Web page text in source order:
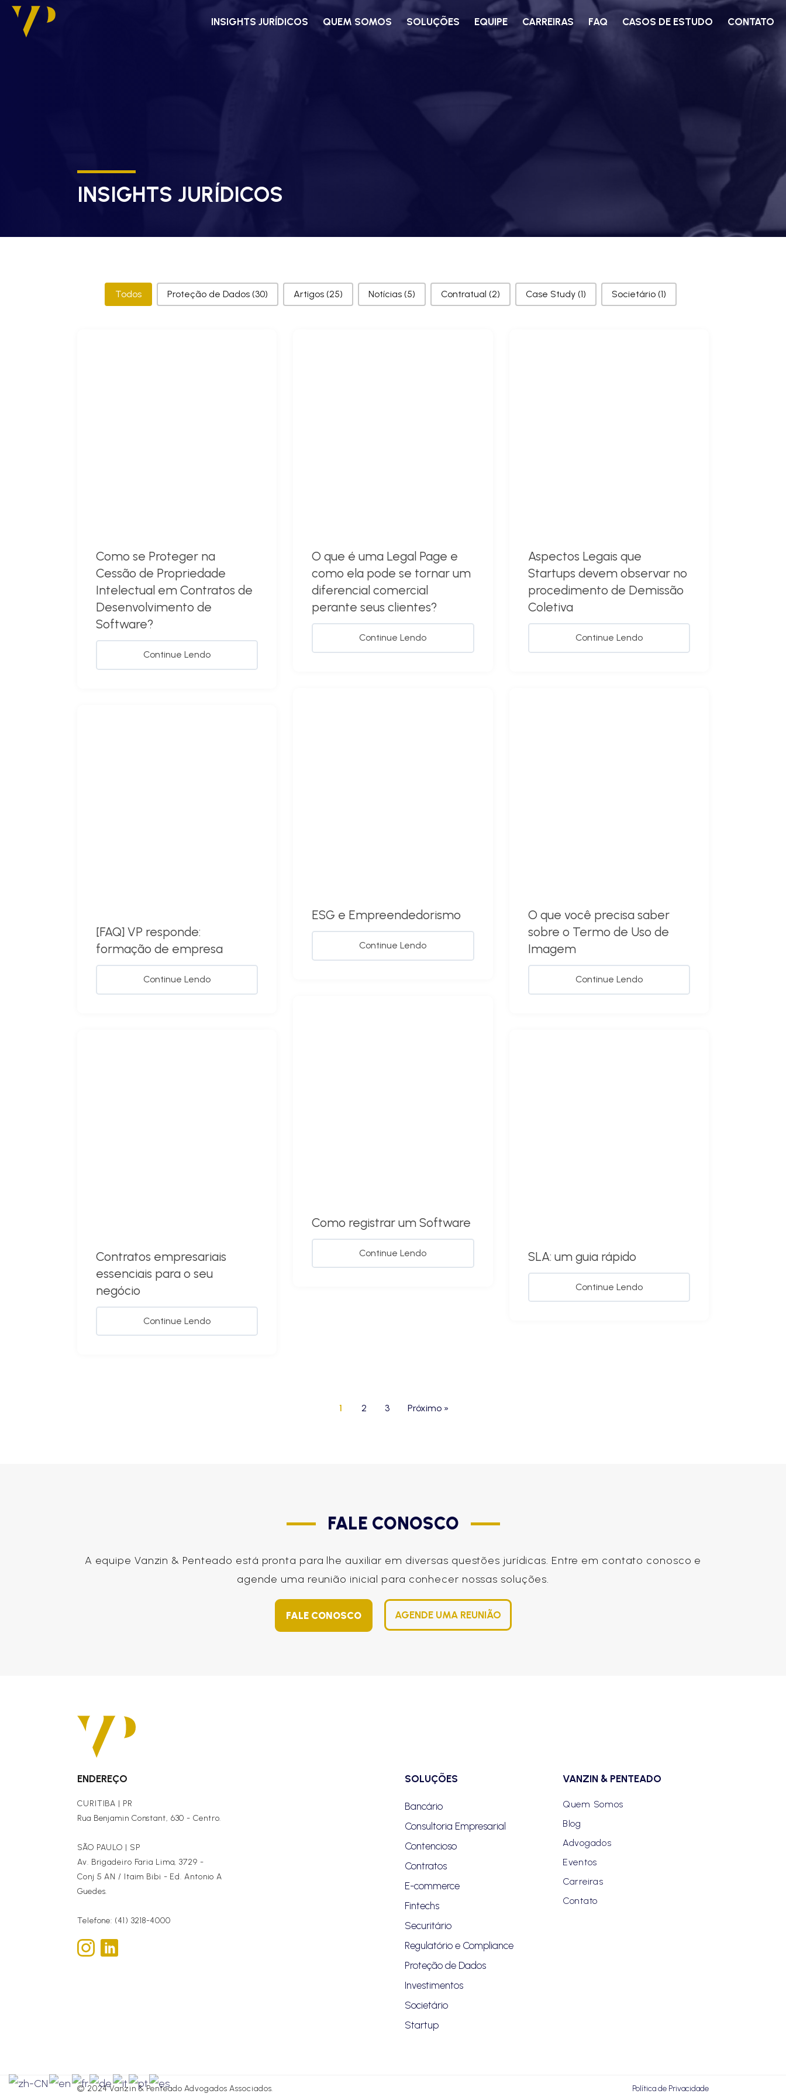
INSIGHTS JURÍDICOS QUEM SOMOS SOLUÇÕES EQUIPE CARREIRAS FAQ CASOS DE ESTUDO CONTATO
INSIGHTS JURÍDICOS
Categorias
Todos Proteção de Dados (30) Artigos (25) Notícias (5) Contratual (2) Case Study (1) Societário (1)
Como se Proteger na
Cessão de Propriedade
Intelectual em Contratos de
Desenvolvimento de
Software?
Continue Lendo
O que é uma Legal Page e
como ela pode se tornar um
diferencial comercial
perante seus clientes?
Continue Lendo
Aspectos Legais que
Startups devem observar no
procedimento de Demissão
Coletiva
Continue Lendo
[FAQ] VP responde:
formação de empresa
Continue Lendo
ESG e Empreendedorismo
Continue Lendo
O que você precisa saber
sobre o Termo de Uso de
Imagem
Continue Lendo
Contratos empresariais
essenciais para o seu
negócio
Continue Lendo
Como registrar um Software
Continue Lendo SLA: um guia rápido
Continue Lendo
1 2 3 Próximo »
FALE CONOSCO
A equipe Vanzin & Penteado está pronta para lhe auxiliar em diversas questões jurídicas. Entre em contato conosco e
agende uma reunião inicial para conhecer nossas soluções.
FALE CONOSCO AGENDE UMA REUNIÃO
ENDEREÇO
CURITIBA | PR
Rua Benjamin Constant, 630 - Centro.
SÃO PAULO | SP
Av. Brigadeiro Faria Lima, 3729 -
Conj 5 AN / Itaim Bibi - Ed. Antonio A
Guedes.
Telefone: (41) 3218-4000
SOLUÇÕES
Bancário
Consultoria Empresarial
Contencioso
Contratos
E-commerce
Fintechs
Securitário
Regulatório e Compliance
Proteção de Dados
Investimentos
Societário
Startup
VANZIN & PENTEADO
Quem Somos
Blog
Advogados
Eventos
Carreiras
Contato
© 2024 Vanzin & Penteado Advogados Associados. Política de Privacidade